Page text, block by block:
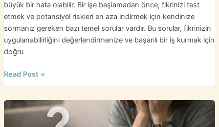
büyük bir hata olabilir. Bir işe başlamadan önce, fikrinizi test
etmek ve potansiyel riskleri en aza indirmek için kendinize
sormanız gereken bazı temel sorular vardır. Bu sorular, fikrinizin
uygulanabilirliğini değerlendirmenize ve başarılı bir iş kurmak için
doğru
İş
Fikrinizi
Etmeden
Read Post »